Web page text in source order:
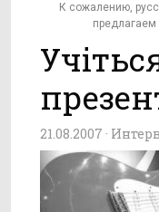
К сожалению,
предлагаем
21.08.2007 ·